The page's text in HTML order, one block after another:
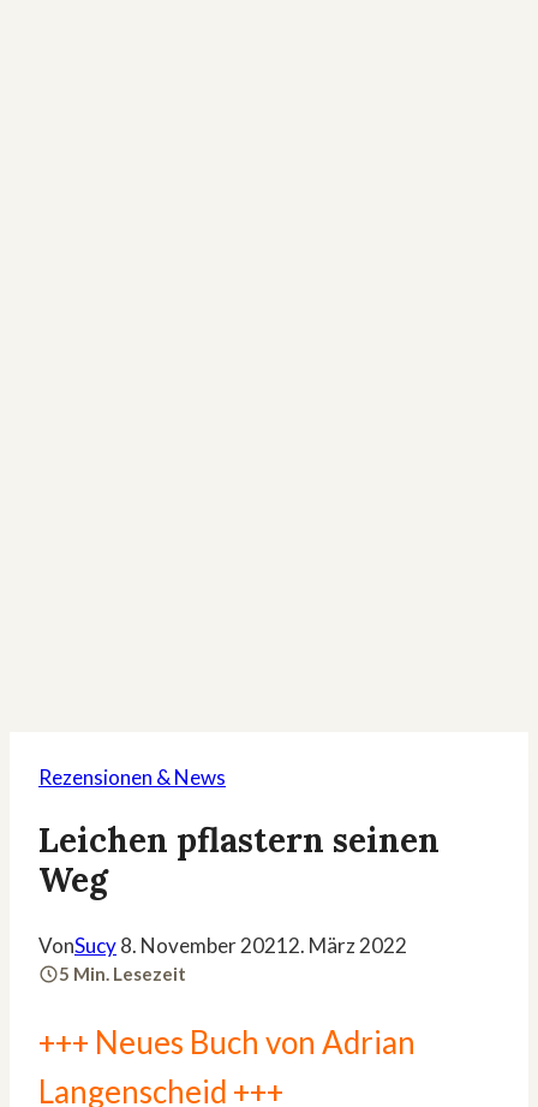
Rezensionen & News
Leichen pflastern seinen
Weg
VonSucy8. November 20212. März 2022
5 Min. Lesezeit
+++ Neues Buch von Adrian
Langenscheid +++